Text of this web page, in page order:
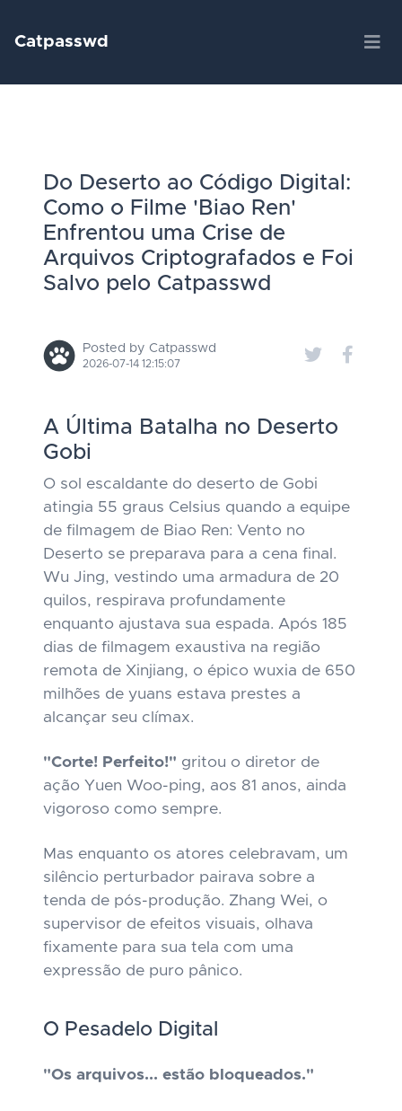
Catpasswd
Do Deserto ao Código Digital:
Como o Filme 'Biao Ren'
Enfrentou uma Crise de
Arquivos Criptografados e Foi
Salvo pelo Catpasswd
Posted by Catpasswd
2026-07-14 12:15:07
A Última Batalha no Deserto
Gobi
O sol escaldante do deserto de Gobi
atingia 55 graus Celsius quando a equipe
de filmagem de Biao Ren: Vento no
Deserto se preparava para a cena final.
Wu Jing, vestindo uma armadura de 20
quilos, respirava profundamente
enquanto ajustava sua espada. Após 185
dias de filmagem exaustiva na região
remota de Xinjiang, o épico wuxia de 650
milhões de yuans estava prestes a
alcançar seu clímax.
"Corte! Perfeito!" gritou o diretor de
ação Yuen Woo-ping, aos 81 anos, ainda
vigoroso como sempre.
Mas enquanto os atores celebravam, um
silêncio perturbador pairava sobre a
tenda de pós-produção. Zhang Wei, o
supervisor de efeitos visuais, olhava
fixamente para sua tela com uma
expressão de puro pânico.
O Pesadelo Digital
"Os arquivos... estão bloqueados."